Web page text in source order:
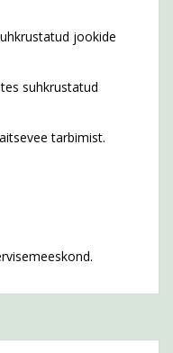
jookide
suhkrustatud
tarbimist.